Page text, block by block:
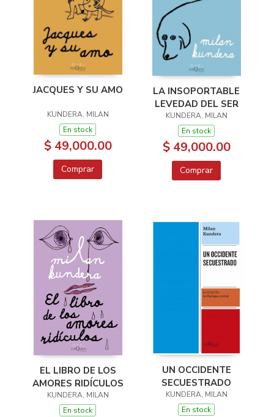
JACQUES Y SU AMO
KUNDERA, MILAN
En stock
$ 49,000.00
Comprar
LA INSOPORTABLE
LEVEDAD DEL SER
KUNDERA, MILAN
En stock
$ 49,000.00
Comprar
EL LIBRO DE LOS
AMORES RIDÍCULOS
KUNDERA, MILAN
En stock
UN OCCIDENTE
SECUESTRADO
KUNDERA, MILAN
En stock